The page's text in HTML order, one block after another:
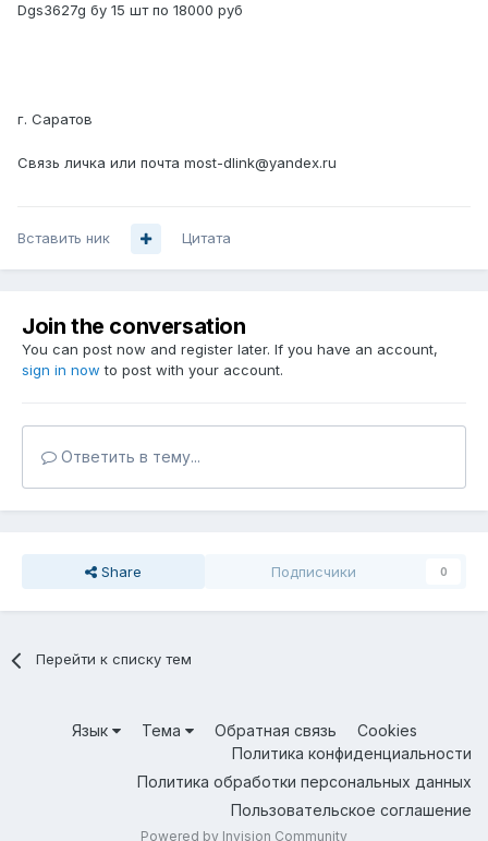
Dgs3627g бу 15 шт по 18000 руб
г. Саратов
Связь личка или почта most-dlink@yandex.ru
Вставить ник Цитата
Join the conversation
You can post now and register later. If you have an account,
sign in now to post with your account.
Ответить в тему...
Share Подписчики 0
Перейти к списку тем
Язык Тема Обратная связь
Cookies
Политика конфиденциальности
Политика обработки персональных данных
Пользовательское соглашение
Powered by Invision Community